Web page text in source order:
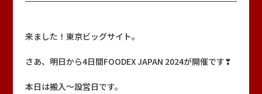
協議会について
来ました！東京ビッグサイト。
さあ、明日から4日間FOODEX JAPAN 2024が開催です❣
本日は搬入～設営日です。